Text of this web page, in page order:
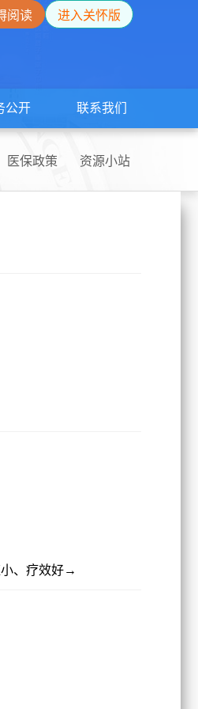
阅读 进入关怀版
公开 联系我们
医保政策 资源小站
小、疗效好→